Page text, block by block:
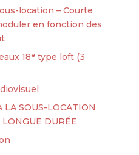
location – Courte
en fonction des
18ᵉ type loft (3
SOUS-LOCATION
DURÉE